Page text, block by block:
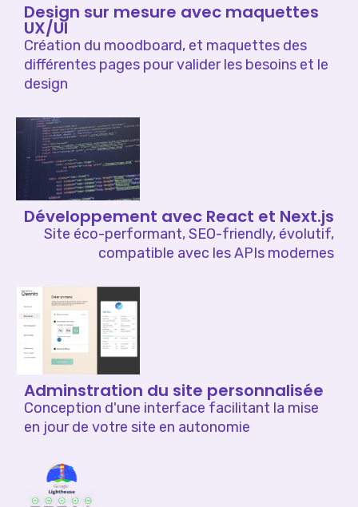
Design sur mesure avec maquettes
UX/UI
Création du moodboard, et maquettes des
différentes pages pour valider les besoins et le
design
Développement avec React et Next.js
Site éco-performant, SEO-friendly, évolutif,
compatible avec les APIs modernes
Adminstration du site personnalisée
Conception d'une interface facilitant la mise
en jour de votre site en autonomie